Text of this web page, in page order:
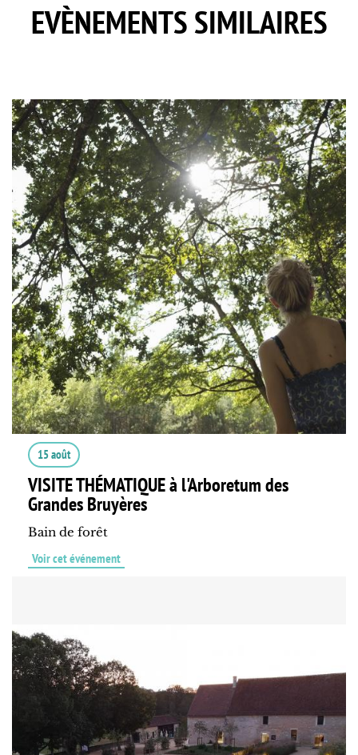
EVÈNEMENTS SIMILAIRES
15 août
VISITE THÉMATIQUE à l'Arboretum des
Grandes Bruyères
Bain de forêt
Voir cet événement